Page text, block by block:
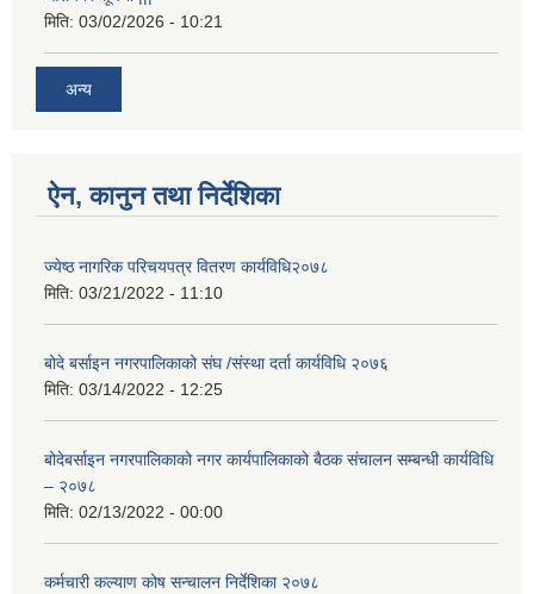
मिति: 03/02/2026 - 10:21
अन्य
ऐन, कानुन तथा निर्देशिका
ज्येष्ठ नागरिक परिचयपत्र वितरण कार्यविधि२०७८
मिति: 03/21/2022 - 11:10
बोदे बर्साइन नगरपालिकाको संघ /संस्था दर्ता कार्यविधि २०७६
मिति: 03/14/2022 - 12:25
बोदेबर्साइन नगरपालिकाको नगर कार्यपालिकाको बैठक संचालन सम्बन्धी कार्यविधि
– २०७८
मिति: 02/13/2022 - 00:00
कर्मचारी कल्याण कोष सन्चालन निर्देशिका २०७८